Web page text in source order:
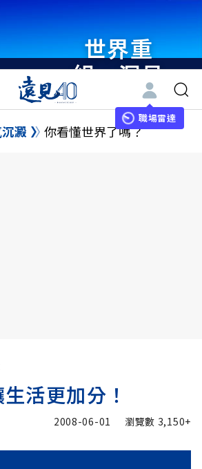
世界重
組・洞見
未來 與
世界領袖
職場雷達
澱 你看懂世界了嗎？
活更加分！
2008-06-01 瀏覽數 3,150+